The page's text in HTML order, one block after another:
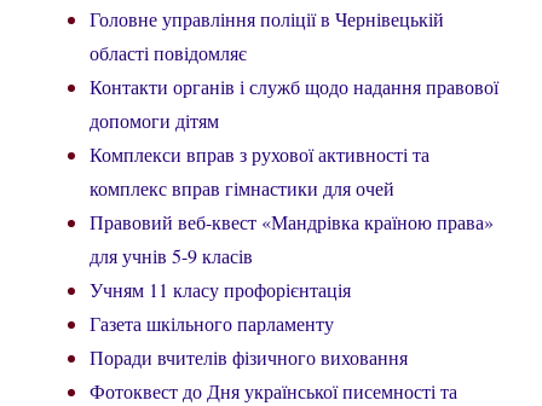
Головне управління поліції в Чернівецькій
області повідомляє
Контакти органів і служб щодо надання правової
допомоги дітям
Комплекси вправ з рухової активності та
комплекс вправ гімнастики для очей
Правовий веб-квест «Мандрівка країною права»
для учнів 5-9 класів
Учням 11 класу профорієнтація
Газета шкільного парламенту
Поради вчителів фізичного виховання
Фотоквест до Дня української писемності та